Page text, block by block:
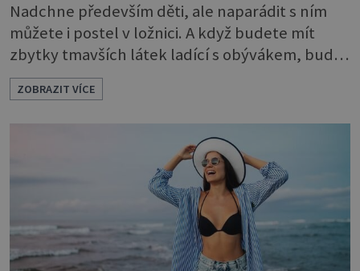
Nadchne především děti, ale naparádit s ním
můžete i postel v ložnici. A když budete mít
zbytky tmavších látek ladící s obývákem, bude
se hodit i tam. Budete potřebovat: - zbytky
barevně sladěných bavlněných látek - 0,5 m
látky na vnitřní polštářek - duté vlákno na výplň
- 2 knoflíky - 0,5 m jednostranně nalepovacího
vlizelínu - pravítko a řezák nebo nůžky Přední
strana s aplikací 1. V
ZOBRAZIT VÍCE